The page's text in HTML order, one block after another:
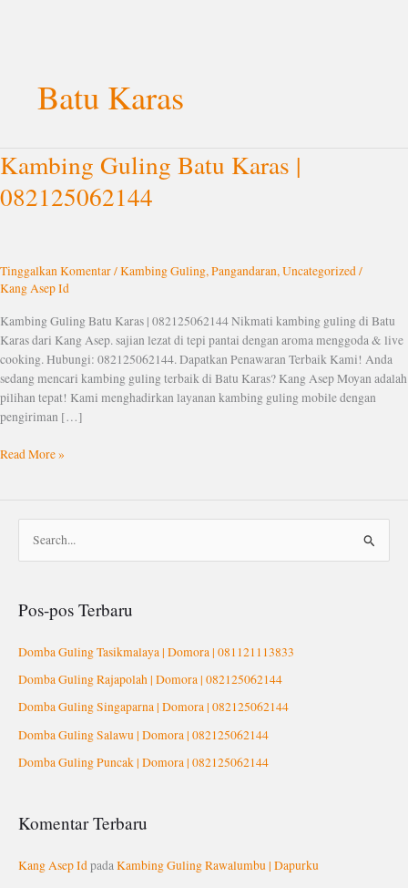
Batu Karas
Kambing Guling Batu Karas |
082125062144
Tinggalkan Komentar/Kambing Guling, Pangandaran, Uncategorized /
Kang Asep Id
Kambing Guling Batu Karas | 082125062144 Nikmati kambing guling di Batu
Karas dari Kang Asep. sajian lezat di tepi pantai dengan aroma menggoda & live
cooking. Hubungi: 082125062144. Dapatkan Penawaran Terbaik Kami! Anda
sedang mencari kambing guling terbaik di Batu Karas? Kang Asep Moyan adalah
pilihan tepat! Kami menghadirkan layanan kambing guling mobile dengan
pengiriman […]
Kambing
Guling
Batu
Read More »
i
u
k
:
Pos-pos Terbaru
Domba Guling Tasikmalaya | Domora | 081121113833
Domba Guling Rajapolah | Domora | 082125062144
Domba Guling Singaparna | Domora | 082125062144
Domba Guling Salawu | Domora | 082125062144
Domba Guling Puncak | Domora | 082125062144
Komentar Terbaru
Kang Asep IdpadaKambing Guling Rawalumbu | Dapurku